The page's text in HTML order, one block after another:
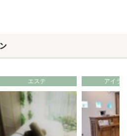
エステ アイラ